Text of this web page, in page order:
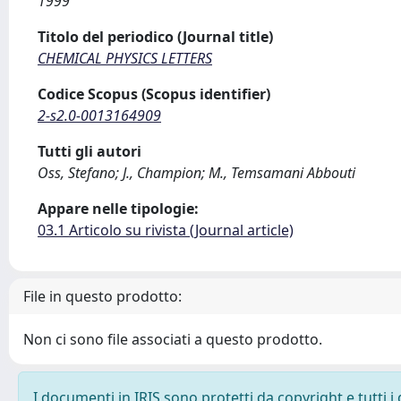
Titolo del periodico (Journal title)
CHEMICAL PHYSICS LETTERS
Codice Scopus (Scopus identifier)
2-s2.0-0013164909
Tutti gli autori
Oss, Stefano; J., Champion; M., Temsamani Abbouti
Appare nelle tipologie:
03.1 Articolo su rivista (Journal article)
File in questo prodotto:
Non ci sono file associati a questo prodotto.